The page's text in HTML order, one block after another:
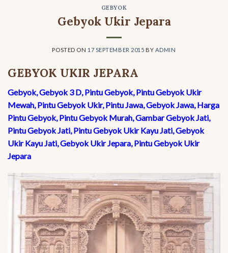
GEBYOK
Gebyok Ukir Jepara
POSTED ON 17 SEPTEMBER 2015 BY ADMIN
GEBYOK UKIR JEPARA
Gebyok, Gebyok 3 D, Pintu Gebyok, Pintu Gebyok Ukir
Mewah, Pintu Gebyok Ukir, Pintu Jawa, Gebyok Jawa, Harga
Pintu Gebyok, Pintu Gebyok Murah, Gambar Gebyok Jati,
Pintu Gebyok Jati, Pintu Gebyok Ukir Kayu Jati, Gebyok
Ukir Kayu Jati, Gebyok Ukir Jepara, Pintu Gebyok Ukir
Jepara